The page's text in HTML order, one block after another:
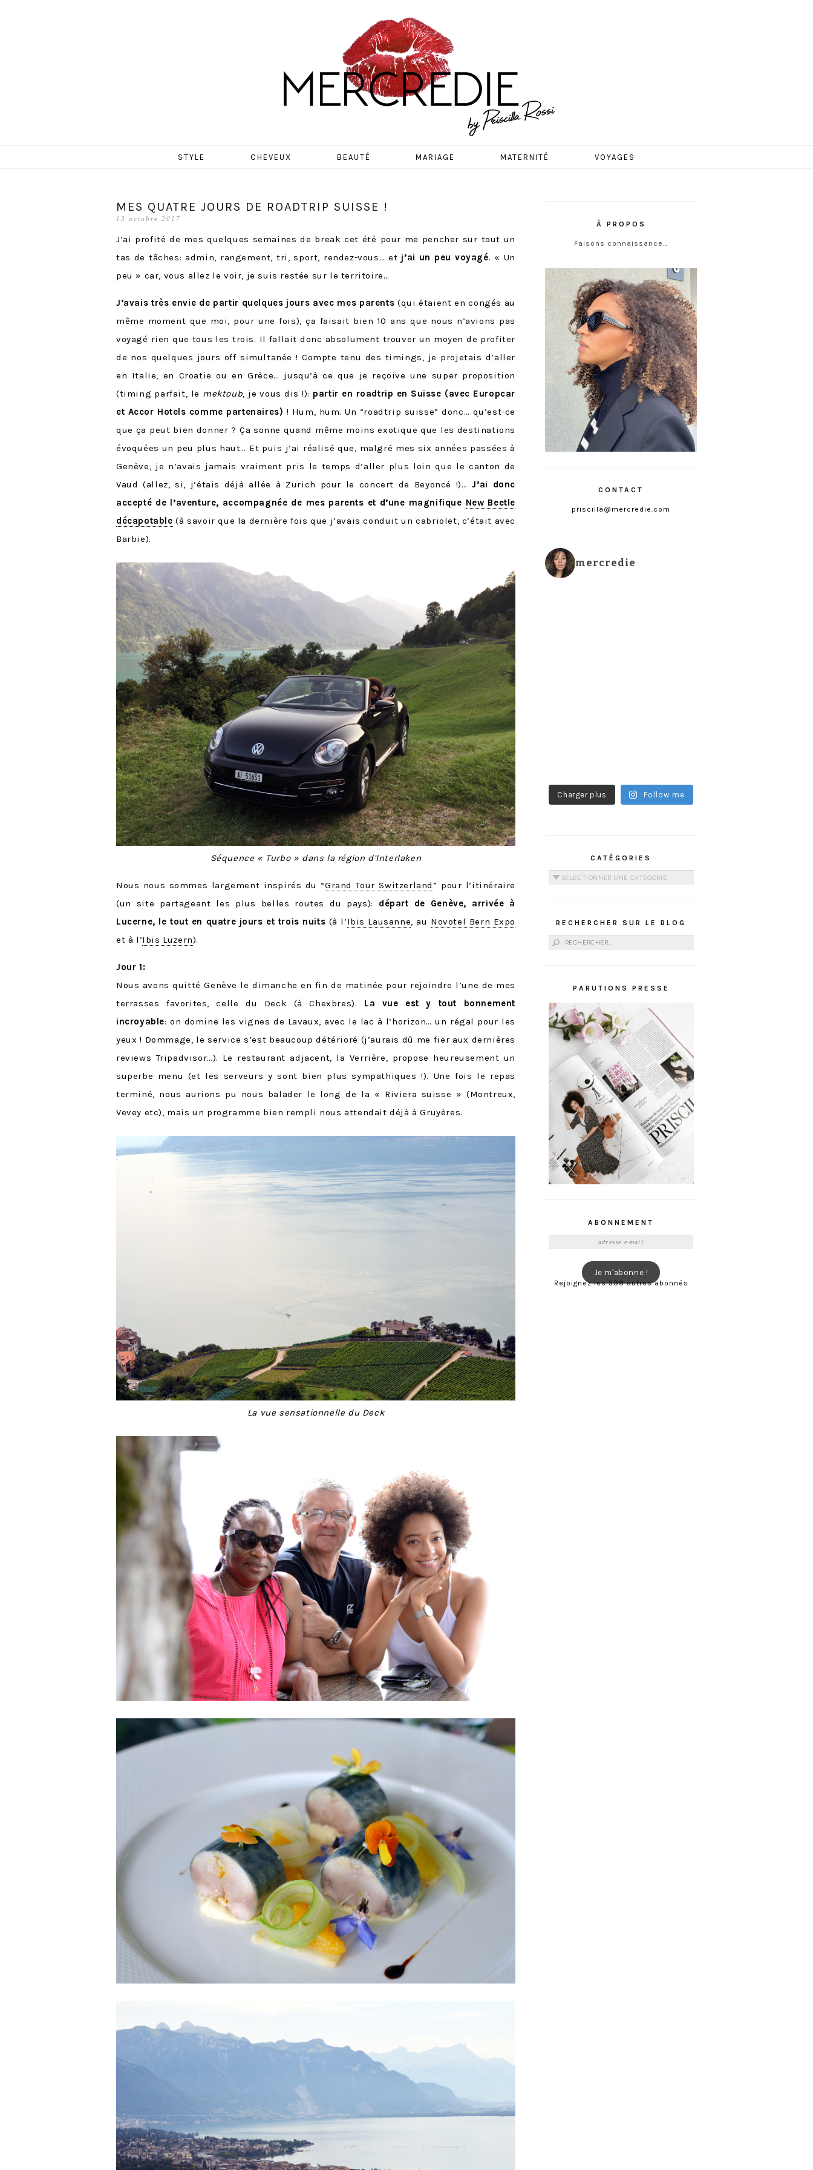
MERCREDIE
STYLE CHEVEUX BEAUTÉ MARIAGE MATERNITÉ VOYAGES
MES QUATRE JOURS DE ROADTRIP SUISSE !
13 octobre 2017
J’ai profité de mes quelques semaines de break cet été pour me pencher sur tout un
tas de tâches: admin, rangement, tri, sport, rendez-vous… et j’ai un peu voyagé. « Un
peu » car, vous allez le voir, je suis restée sur le territoire…
J’avais très envie de partir quelques jours avec mes parents (qui étaient en congés au
même moment que moi, pour une fois), ça faisait bien 10 ans que nous n’avions pas
voyagé rien que tous les trois. Il fallait donc absolument trouver un moyen de profiter
de nos quelques jours off simultanée ! Compte tenu des timings, je projetais d’aller
en Italie, en Croatie ou en Grèce… jusqu’à ce que je reçoive une super proposition
(timing parfait, le mektoub, je vous dis !): partir en roadtrip en Suisse (avec Europcar
et Accor Hotels comme partenaires) ! Hum, hum. Un “roadtrip suisse” donc… qu’est-ce
que ça peut bien donner ? Ça sonne quand même moins exotique que les destinations
évoquées un peu plus haut… Et puis j’ai réalisé que, malgré mes six années passées à
Genève, je n’avais jamais vraiment pris le temps d’aller plus loin que le canton de
Vaud (allez, si, j’étais déjà allée à Zurich pour le concert de Beyoncé !)…J’ai donc
accepté de l’aventure, accompagnée de mes parents et d’une magnifique New Beetle
décapotable (à savoir que la dernière fois que j’avais conduit un cabriolet, c’était avec
Barbie).
Séquence « Turbo » dans la région d’Interlaken
Nous nous sommes largement inspirés du “Grand Tour Switzerland ” pour l’itinéraire
(un site partageant les plus belles routes du pays): départ de Genève, arrivée à
Lucerne, le tout en quatre jours et trois nuits (à l’Ibis Lausanne, au Novotel Bern Expo
et à l’Ibis Luzern).
Jour 1:
Nous avons quitté Genève le dimanche en fin de matinée pour rejoindre l’une de mes
terrasses favorites, celle du Deck (à Chexbres). La vue est y tout bonnement
incroyable: on domine les vignes de Lavaux, avec le lac à l’horizon… un régal pour les
yeux ! Dommage, le service s’est beaucoup détérioré (j’aurais dû me fier aux dernières
reviews Tripadvisor…). Le restaurant adjacent, la Verrière, propose heureusement un
superbe menu (et les serveurs y sont bien plus sympathiques !). Une fois le repas
terminé, nous aurions pu nous balader le long de la « Riviera suisse » (Montreux,
Vevey etc), mais un programme bien rempli nous attendait déjà à Gruyères.
La vue sensationnelle du Deck
À PROPOS
Faisons connaissance…
CONTACT
priscilla@mercredie.com
mercredie
Charger plus Follow me
CATÉGORIES
Catégories
RECHERCHER SUR LE BLOG
Rechercher :
PARUTIONS PRESSE
ABONNEMENT
Je m'abonne !
Rejoignez les 398 autres abonnés